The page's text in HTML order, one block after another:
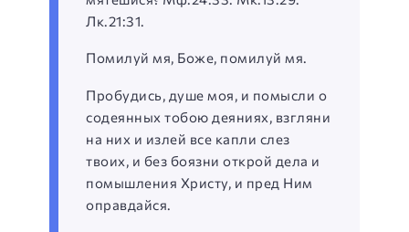
Лк.21:31.
Помилуй мя, Боже, помилуй мя.
Пробудись, душе моя, и помысли о
содеянных тобою деяниях, взгляни
на них и излей все капли слез
твоих, и без боязни открой дела и
помышления Христу, и пред Ним
оправдайся.